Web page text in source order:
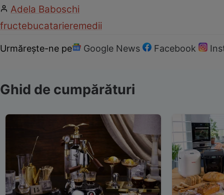
Adela Baboschi
fructebucatarieremedii
Urmărește-ne pe Google News Facebook
Ghid de cumpărături